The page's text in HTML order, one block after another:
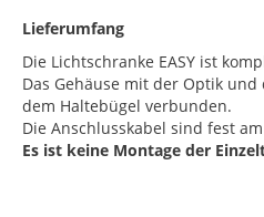
Lieferumfang
Die Lichtschranke EASY ist
Das Gehäuse mit der Optik
dem Haltebügel verbunden.
Die Anschlusskabel sind fest
Es ist keine Montage der